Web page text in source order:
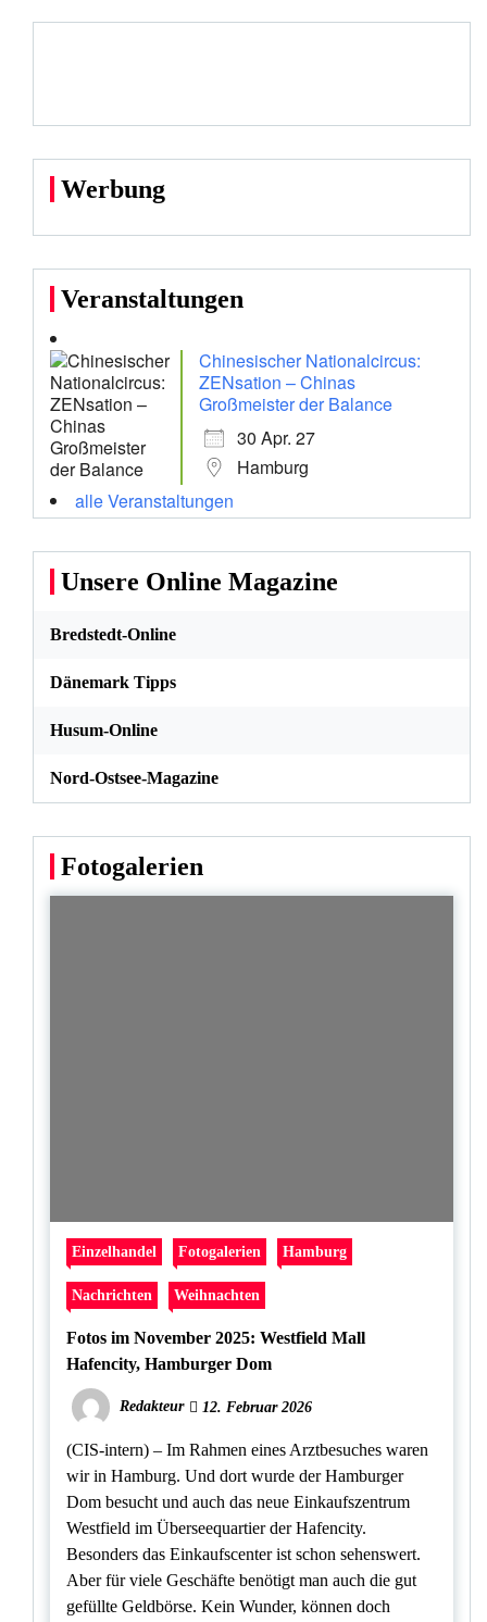
Werbung
Veranstaltungen
Chinesischer Nationalcircus:
ZENsation – Chinas
Großmeister der Balance
30 Apr. 27
Hamburg
alle Veranstaltungen
Unsere Online Magazine
Bredstedt-Online
Dänemark Tipps
Husum-Online
Nord-Ostsee-Magazine
Fotogalerien
Einzelhandel Fotogalerien Hamburg
Nachrichten Weihnachten
Fotos im November 2025: Westfield Mall
Hafencity, Hamburger Dom
Redakteur 12. Februar 2026
(CIS-intern) – Im Rahmen eines Arztbesuches waren
wir in Hamburg. Und dort wurde der Hamburger
Dom besucht und auch das neue Einkaufszentrum
Westfield im Überseequartier der Hafencity.
Besonders das Einkaufscenter ist schon sehenswert.
Aber für viele Geschäfte benötigt man auch die gut
gefüllte Geldbörse. Kein Wunder, können doch